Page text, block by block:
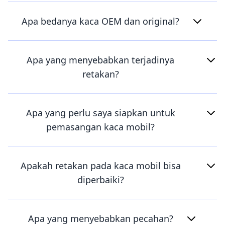
Apa bedanya kaca OEM dan original?
Apa yang menyebabkan terjadinya
retakan?
Apa yang perlu saya siapkan untuk
pemasangan kaca mobil?
Apakah retakan pada kaca mobil bisa
diperbaiki?
Apa yang menyebabkan pecahan?